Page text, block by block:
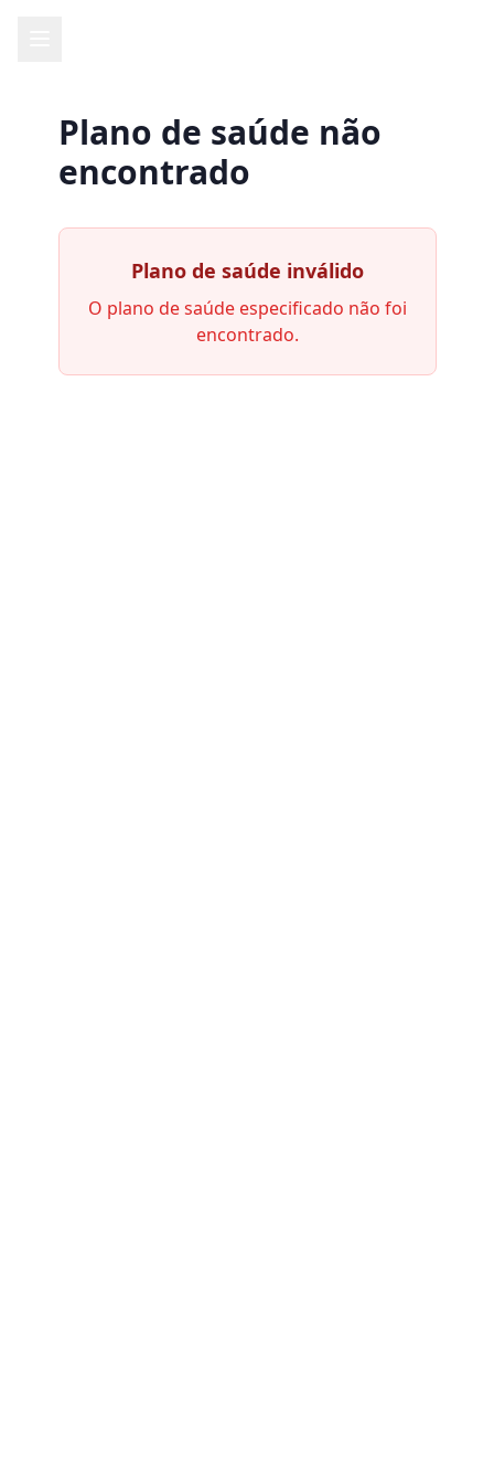
Plano de saúde não
encontrado
Plano de saúde inválido
O plano de saúde especificado não foi
encontrado.